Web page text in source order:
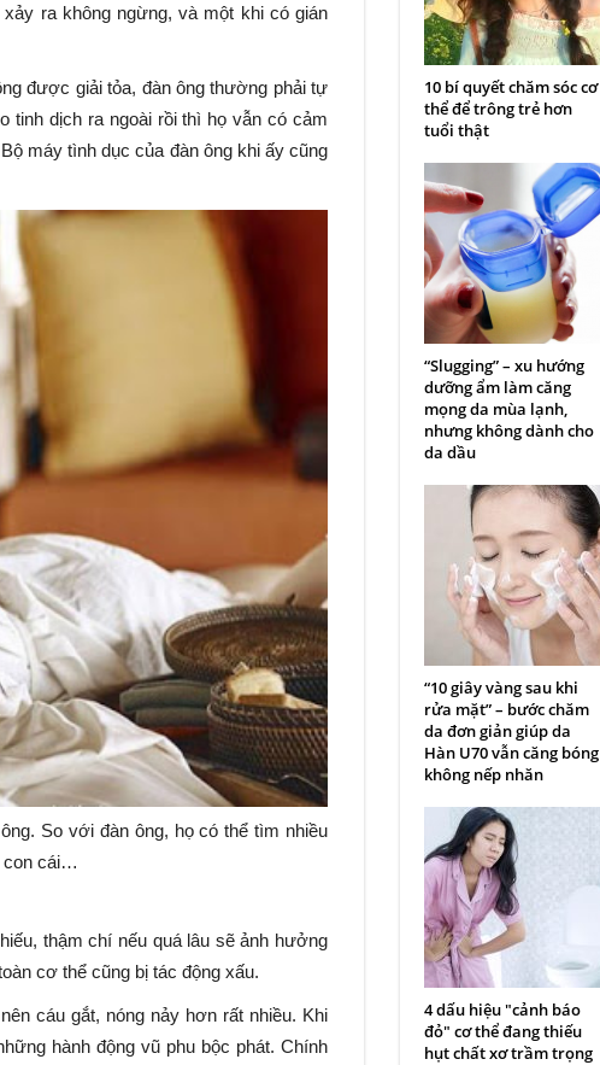
ra không ngừng, và một khi có gián
được giải tỏa, đàn ông thường phải tự
tinh dịch ra ngoài rồi thì họ vẫn có cảm
máy tình dục của đàn ông khi ấy cũng
So với đàn ông, họ có thể tìm nhiều
con cái…
thậm chí nếu quá lâu sẽ ảnh hưởng
cơ thể cũng bị tác động xấu.
cáu gắt, nóng nảy hơn rất nhiều. Khi
hành động vũ phu bộc phát. Chính
10 bí quyết chăm sóc cơ
thể để trông trẻ hơn
tuổi thật
“Slugging” – xu hướng
dưỡng ẩm làm căng
mọng da mùa lạnh,
nhưng không dành cho
da dầu
“10 giây vàng sau khi
rửa mặt” – bước chăm
da đơn giản giúp da
Hàn U70 vẫn căng bóng
không nếp nhăn
4 dấu hiệu "cảnh báo
đỏ" cơ thể đang thiếu
hụt chất xơ trầm trọng